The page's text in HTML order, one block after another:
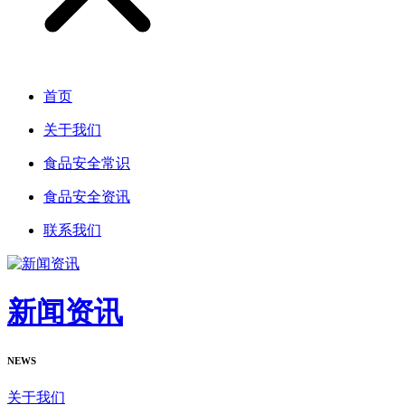
首页
关于我们
食品安全常识
食品安全资讯
联系我们
新闻资讯
NEWS
关于我们